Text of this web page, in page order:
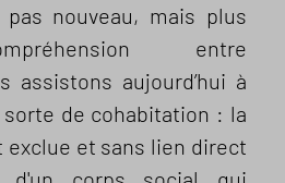
pas nouveau, mais plus
entre
assistons aujourd’hui à
de cohabitation : la
exclue et sans lien direct